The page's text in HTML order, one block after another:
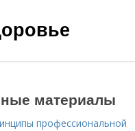
материалы
профессиональной